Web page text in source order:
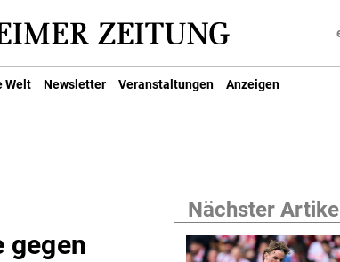
Welt Newsletter Veranstaltungen Anzeigen
gegen
Nächster Artikel